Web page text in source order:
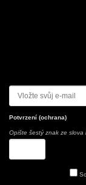
Potvrzení (ochrana)
Opište šestý znak ze slova